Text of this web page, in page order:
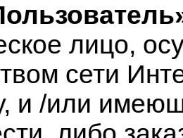
лицо,
сети
и /или